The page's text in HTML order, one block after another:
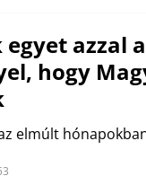
egyet azzal
hogy
elmúlt